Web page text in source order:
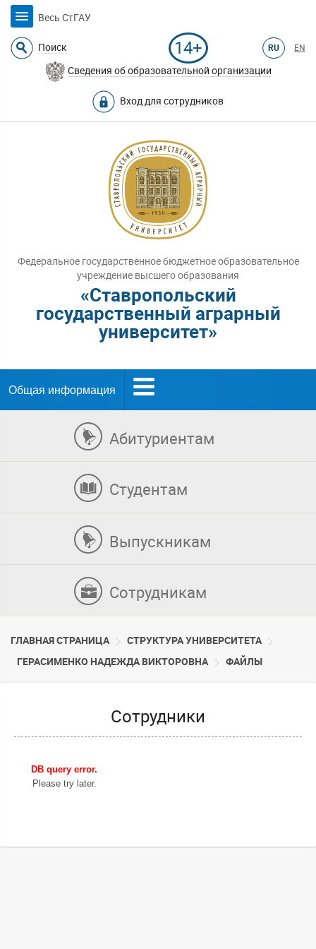
Весь СтГАУ
Поиск 14+ RU EN
Сведения об образовательной организации
Вход для сотрудников
Федеральное государственное бюджетное образовательное
учреждение высшего образования
«Ставропольский
государственный аграрный
университет»
Общая информация
Абитуриентам
Студентам
Выпускникам
Сотрудникам
ГЛАВНАЯ СТРАНИЦА
CТРУКТУРА УНИВЕРСИТЕТА
ГЕРАСИМЕНКО НАДЕЖДА ВИКТОРОВНА
ФАЙЛЫ
Сотрудники
DB query error.
Please try later.